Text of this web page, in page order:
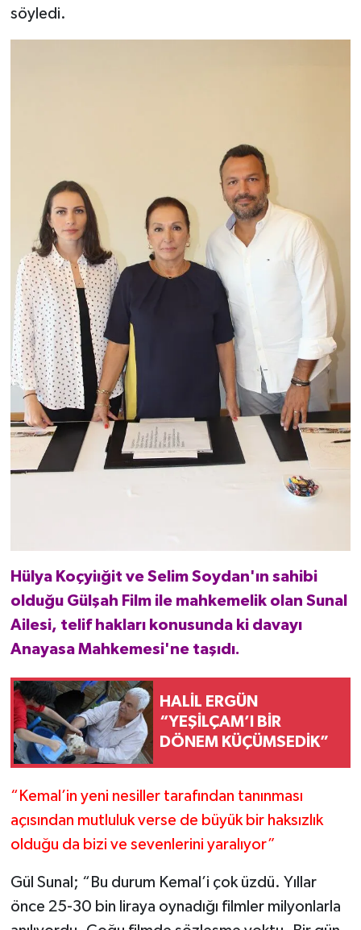
söyledi.
Hülya Koçyiığit ve Selim Soydan'ın sahibi
olduğu Gülşah Film ile mahkemelik olan Sunal
Ailesi, telif hakları konusunda ki davayı
Anayasa Mahkemesi'ne taşıdı.
HALİL ERGÜN
“YEŞİLÇAM’I BİR
DÖNEM KÜÇÜMSEDİK”
“Kemal’in yeni nesiller tarafından tanınması
açısından mutluluk verse de büyük bir haksızlık
olduğu da bizi ve sevenlerini yaralıyor”
Gül Sunal; “Bu durum Kemal’i çok üzdü. Yıllar
önce 25-30 bin liraya oynadığı filmler milyonlarla